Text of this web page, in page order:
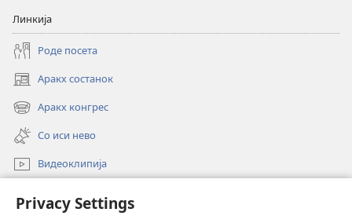
Privacy Settings
Линкија
Роде посета
Аракх состанок
(opens
new
window)
Аракх конгрес
(opens
new
window)
Со иси нево
Видеоклипија